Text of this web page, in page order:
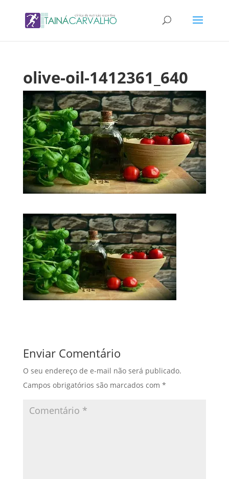
olive-oil-1412361_640
Enviar Comentário
O seu endereço de e-mail não será publicado.
Campos obrigatórios são marcados com *